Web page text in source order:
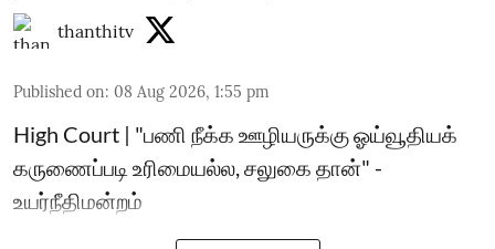
thanthitv
Published on: 08 Aug 2026, 1:55 pm
High Court | "பணி நீக்க ஊழியருக்கு ஓய்வூதியக்
கருணைப்படி உரிமையல்ல, சலுகை தான்" -
உயர்நீதிமன்றம்